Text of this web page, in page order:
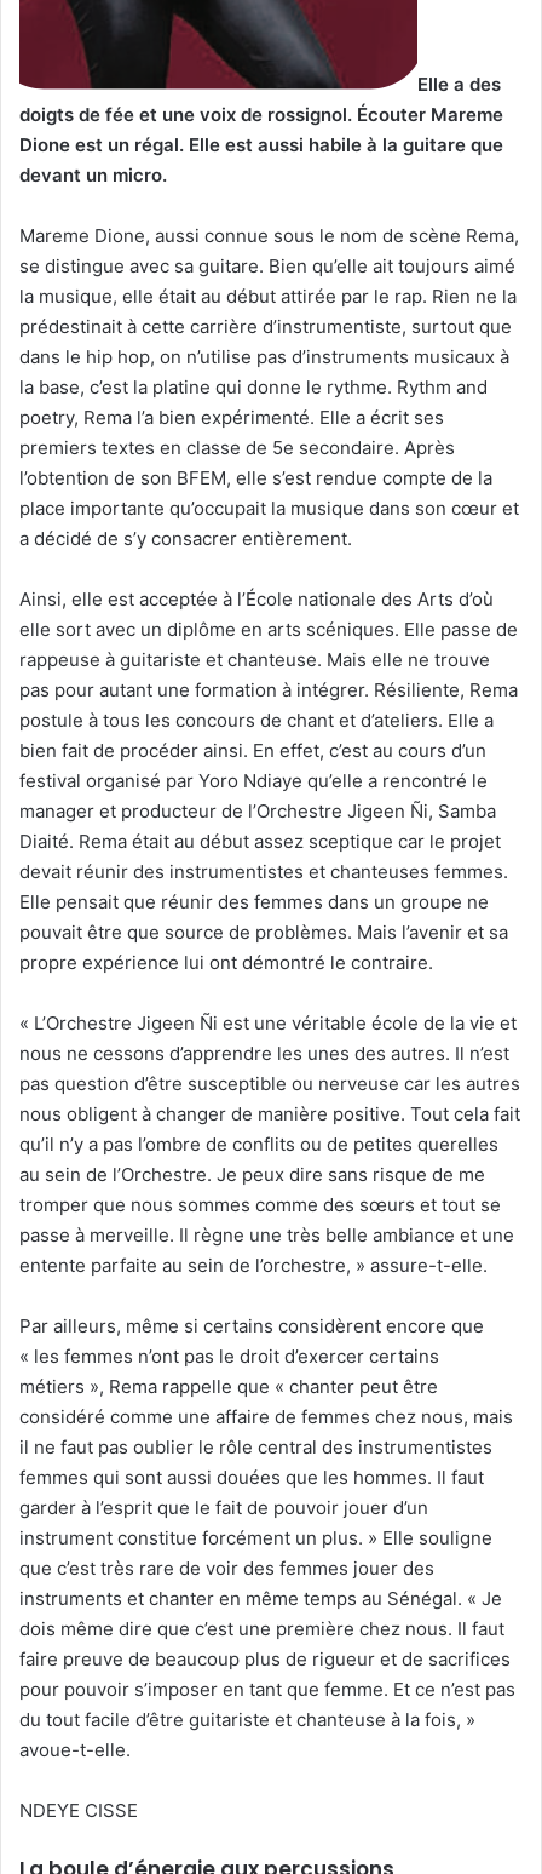
Elle a des
doigts de fée et une voix de rossignol. Écouter Mareme
Dione est un régal. Elle est aussi habile à la guitare que
devant un micro.
Mareme Dione, aussi connue sous le nom de scène Rema,
se distingue avec sa guitare. Bien qu’elle ait toujours aimé
la musique, elle était au début attirée par le rap. Rien ne la
prédestinait à cette carrière d’instrumentiste, surtout que
dans le hip hop, on n’utilise pas d’instruments musicaux à
la base, c’est la platine qui donne le rythme. Rythm and
poetry, Rema l’a bien expérimenté. Elle a écrit ses
premiers textes en classe de 5e secondaire. Après
l’obtention de son BFEM, elle s’est rendue compte de la
place importante qu’occupait la musique dans son cœur et
a décidé de s’y consacrer entièrement.
Ainsi, elle est acceptée à l’École nationale des Arts d’où
elle sort avec un diplôme en arts scéniques. Elle passe de
rappeuse à guitariste et chanteuse. Mais elle ne trouve
pas pour autant une formation à intégrer. Résiliente, Rema
postule à tous les concours de chant et d’ateliers. Elle a
bien fait de procéder ainsi. En effet, c’est au cours d’un
festival organisé par Yoro Ndiaye qu’elle a rencontré le
manager et producteur de l’Orchestre Jigeen Ñi, Samba
Diaité. Rema était au début assez sceptique car le projet
devait réunir des instrumentistes et chanteuses femmes.
Elle pensait que réunir des femmes dans un groupe ne
pouvait être que source de problèmes. Mais l’avenir et sa
propre expérience lui ont démontré le contraire.
« L’Orchestre Jigeen Ñi est une véritable école de la vie et
nous ne cessons d’apprendre les unes des autres. Il n’est
pas question d’être susceptible ou nerveuse car les autres
nous obligent à changer de manière positive. Tout cela fait
qu’il n’y a pas l’ombre de conflits ou de petites querelles
au sein de l’Orchestre. Je peux dire sans risque de me
tromper que nous sommes comme des sœurs et tout se
passe à merveille. Il règne une très belle ambiance et une
entente parfaite au sein de l’orchestre, » assure-t-elle.
Par ailleurs, même si certains considèrent encore que
« les femmes n’ont pas le droit d’exercer certains
métiers », Rema rappelle que « chanter peut être
considéré comme une affaire de femmes chez nous, mais
il ne faut pas oublier le rôle central des instrumentistes
femmes qui sont aussi douées que les hommes. Il faut
garder à l’esprit que le fait de pouvoir jouer d’un
instrument constitue forcément un plus. » Elle souligne
que c’est très rare de voir des femmes jouer des
instruments et chanter en même temps au Sénégal. « Je
dois même dire que c’est une première chez nous. Il faut
faire preuve de beaucoup plus de rigueur et de sacrifices
pour pouvoir s’imposer en tant que femme. Et ce n’est pas
du tout facile d’être guitariste et chanteuse à la fois, »
avoue-t-elle.
NDEYE CISSE